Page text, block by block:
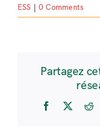
ESS
0 Comments
Partagez
Facebook
X